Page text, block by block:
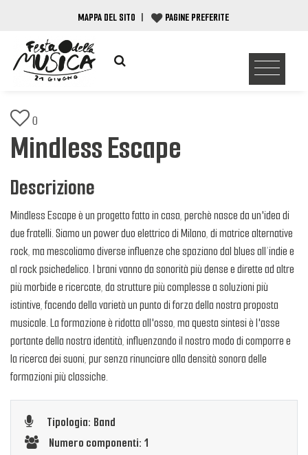
MAPPA DEL SITO | PAGINE PREFERITE
0
Mindless Escape
Descrizione
Mindless Escape è un progetto fatto in casa, perchè nasce da un'idea di
due fratelli. Siamo un power duo elettrico di Milano, di matrice alternative
rock, ma mescoliamo diverse influenze che spaziano dal blues all’indie e
al rock psichedelico. I brani vanno da sonorità più dense e dirette ad altre
più morbide e ricercate, da strutture più complesse a soluzioni più
istintive, facendo della varietà un punto di forza della nostra proposta
musicale. La formazione è ridotta all'osso, ma questa sintesi è l'asse
portante della nostra identità, influenzando il nostro modo di comporre e
la ricerca dei suoni, pur senza rinunciare alla densità sonora delle
formazioni più classiche.
Tipologia: Band
Numero componenti: 1